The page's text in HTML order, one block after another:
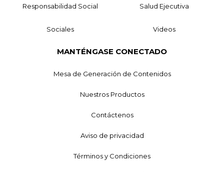
Responsabilidad Social Salud Ejecutiva
Sociales Videos
MANTÉNGASE CONECTADO
Mesa de Generación de Contenidos
Nuestros Productos
Contáctenos
Aviso de privacidad
Términos y Condiciones